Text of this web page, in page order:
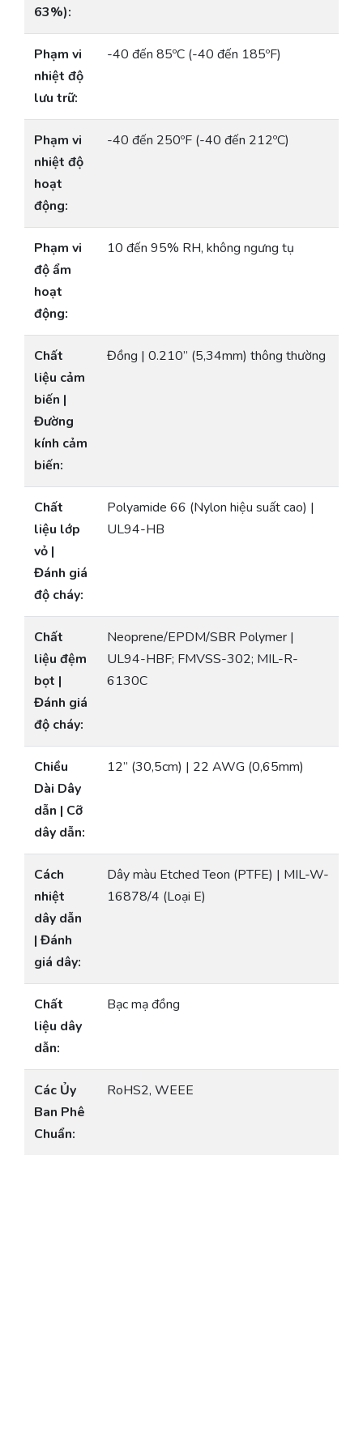
63%):
Phạm vi
nhiệt độ
lưu trữ:
-40 đến 85ºC (-40 đến 185ºF)
Phạm vi
nhiệt độ
hoạt
động:
-40 đến 250ºF (-40 đến 212ºC)
Phạm vi
độ ẩm
hoạt
động:
10 đến 95% RH, không ngưng tụ
Chất
liệu cảm
biến |
Đường
kính cảm
biến:
Đồng | 0.210” (5,34mm) thông thường
Chất
liệu lớp
vỏ |
Đánh giá
độ cháy:
Polyamide 66 (Nylon hiệu suất cao) |
UL94-HB
Chất
liệu đệm
bọt |
Đánh giá
độ cháy:
Neoprene/EPDM/SBR Polymer |
UL94-HBF; FMVSS-302; MIL-R-
6130C
Chiều
Dài Dây
dẫn | Cỡ
dây dẫn:
12” (30,5cm) | 22 AWG (0,65mm)
Cách
nhiệt
dây dẫn
| Đánh
giá dây:
Dây màu Etched Teon (PTFE) | MIL-W-
16878/4 (Loại E)
Chất
liệu dây
dẫn:
Bạc mạ đồng
Các Ủy
Ban Phê
Chuẩn:
RoHS2, WEEE